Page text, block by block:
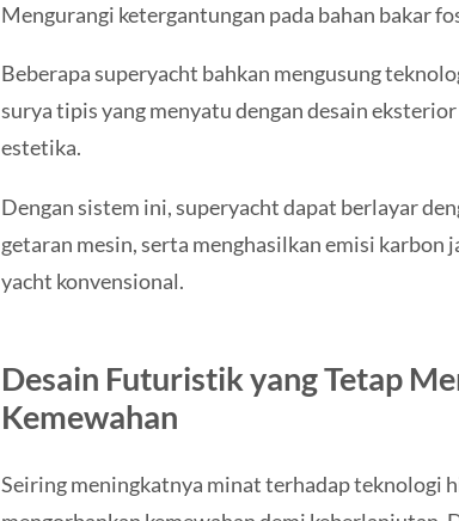
Mengurangi ketergantungan pada bahan bakar
Beberapa superyacht bahkan mengusung
surya tipis yang menyatu dengan desain
estetika.
Dengan sistem ini, superyacht dapat berlayar
getaran mesin, serta menghasilkan emisi karbon
yacht konvensional.
Desain Futuristik yang Tetap
Kemewahan
Seiring meningkatnya minat terhadap teknologi